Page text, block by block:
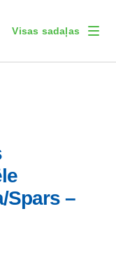
Visas sadaļas
Spars –